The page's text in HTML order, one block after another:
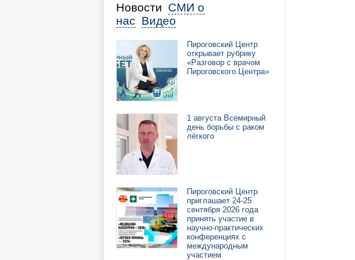
Новости СМИ о
нас Видео
Пироговский Центр
открывает рубрику
«Разговор с врачом
Пироговского Центра»
1 августа Всемирный
день борьбы с раком
лёгкого
Пироговский Центр
приглашает 24-25
сентября 2026 года
принять участие в
научно-практических
конференциях с
международным
участием